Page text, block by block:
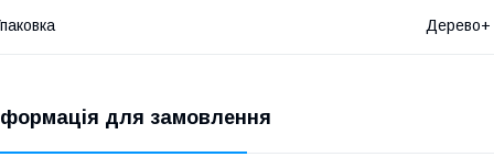
для замовлення